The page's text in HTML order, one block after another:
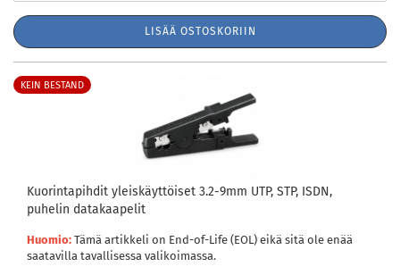
LISÄÄ OSTOSKORIIN
KEIN BESTAND
Kuorintapihdit yleiskäyttöiset 3.2-9mm UTP, STP, ISDN,
puhelin datakaapelit
Huomio: Tämä artikkeli on End-of-Life (EOL) eikä sitä ole enää
saatavilla tavallisessa valikoimassa.